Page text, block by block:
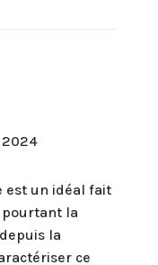
2024
est un idéal fait
pourtant la
la
ce